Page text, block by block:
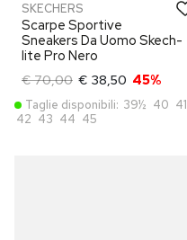
SKECHERS
Scarpe Sportive
Sneakers Da Uomo Skech-
lite Pro Nero
€ 70,00 € 38,50 45%
Taglie disponibili: 39½ 40 41
42 43 44 45